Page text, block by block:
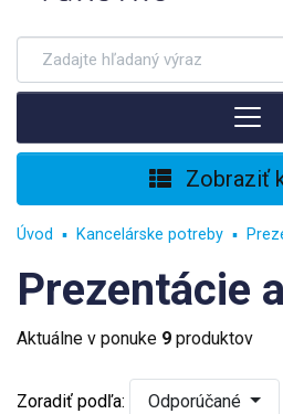
Zobraziť
Úvod Kancelárske potreby
Prezentácie
Aktuálne v ponuke 9 produktov
Zoradiť podľa: Odporúčané